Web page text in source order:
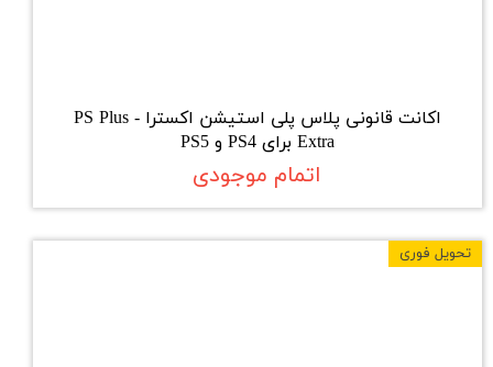
اکانت قانونی پلاس پلی استیشن اکسترا - PS Plus
Extra برای PS4 و PS5
اتمام موجودی
تحویل فوری